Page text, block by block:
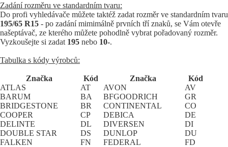
Zadání rozměru ve standardním tvaru:
Do profi vyhledávače můžete taktéž zadat rozměr ve standardním tvaru
195/65 R15 - po zadání mimimálně prvních tří znaků, se Vám otevře
našeptávač, ze kterého můžete pohodlně vybrat pořadovaný rozměr.
Vyzkoušejte si zadat 195 nebo 10-.
Tabulka s kódy výrobců:
Značka Kód Značka
Kód
ATLAS
AT AVON
AV
BARUM
BA BFGOODRICH
GR
BRIDGESTONE
BR CONTINENTAL
CO
COOPER
CP DEBICA
DE
DELINTE
DL DIVERSEN
DI
DOUBLE STAR
DS DUNLOP
DU
FALKEN
FN FEDERAL
FD